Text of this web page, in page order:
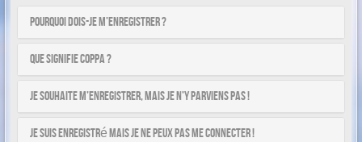
Pourquoi dois-je m’enregistrer ?
Que signifie COPPA ?
Je souhaite m’enregistrer, mais je n’y parviens pas !
Je suis enregistré mais je ne peux pas me connecter !